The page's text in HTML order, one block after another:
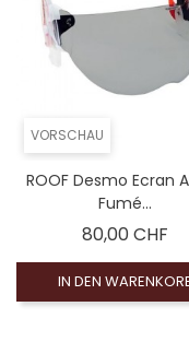
VORSCHAU
ROOF Desmo Ecran
Fumé...
80,00 CHF
IN DEN